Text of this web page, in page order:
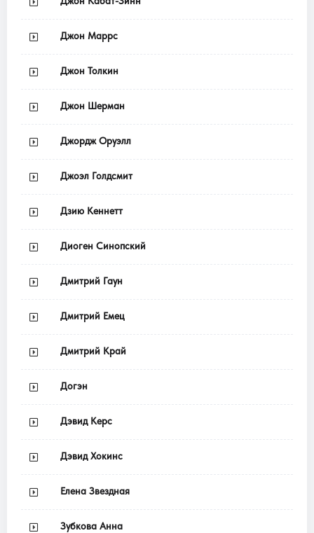
Джон Маррс
Джон Толкин
Джон Шерман
Джордж Оруэлл
Джоэл Голдсмит
Дзию Кеннетт
Диоген Синопский
Дмитрий Гаун
Дмитрий Емец
Дмитрий Край
Догэн
Дэвид Керс
Дэвид Хокинс
Елена Звездная
Зубкова Анна